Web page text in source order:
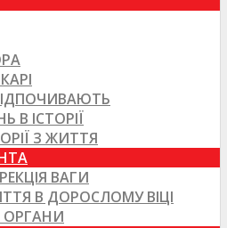
В ІСТОРІЇ
З ЖИТТЯ
ВАГИ
В ДОРОСЛОМУ ВІЦІ
ОРГАНИ